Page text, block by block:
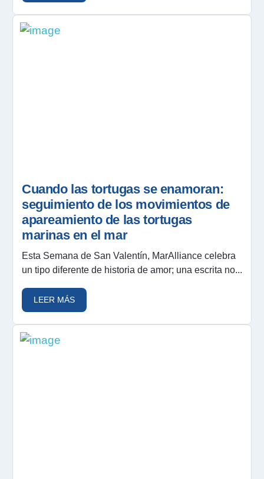
Cuando las tortugas se enamoran:
seguimiento de los movimientos de
apareamiento de las tortugas
marinas en el mar
Esta Semana de San Valentín, MarAlliance celebra
un tipo diferente de historia de amor; una escrita no...
LEER MÁS